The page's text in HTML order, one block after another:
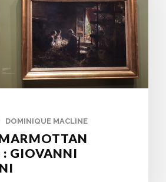
DOMINIQUE MACLINE
: GIOVANNI